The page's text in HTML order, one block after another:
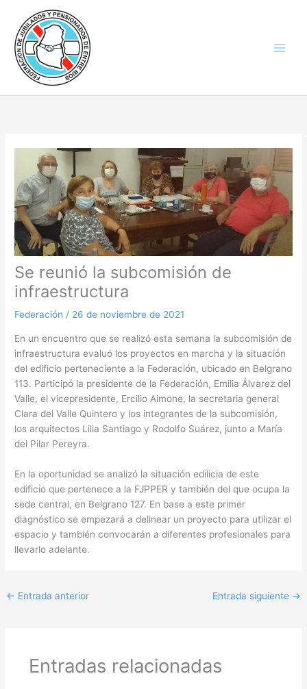
contenido
Se reunió la subcomisión de
infraestructura
Federación / 26 de noviembre de 2021
En un encuentro que se realizó esta semana la subcomisión de
infraestructura evaluó los proyectos en marcha y la situación
del edificio perteneciente a la Federación, ubicado en Belgrano
113. Participó la presidente de la Federación, Emilia Álvarez del
Valle, el vicepresidente, Ercilio Aimone, la secretaria general
Clara del Valle Quintero y los integrantes de la subcomisión,
los arquitectos Lilia Santiago y Rodolfo Suárez, junto a María
del Pilar Pereyra.
En la oportunidad se analizó la situación edilicia de este
edificio que pertenece a la FJPPER y también del que ocupa la
sede central, en Belgrano 127. En base a este primer
diagnóstico se empezará a delinear un proyecto para utilizar el
espacio y también convocarán a diferentes profesionales para
llevarlo adelante.
← Entrada anterior Entrada siguiente →
Entradas relacionadas